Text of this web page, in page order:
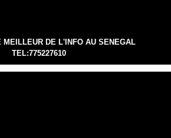
MEILLEUR DE L'INFO AU SENEGAL
TEL:775227610